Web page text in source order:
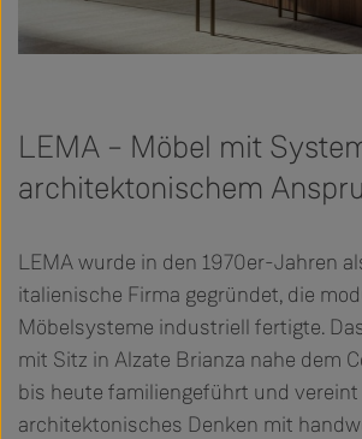
LEMA – Möbel mit
architektonischem
LEMA wurde in den 1970er-Jahren
italienische Firma gegründet, die
Möbelsysteme industriell fertigte.
mit Sitz in Alzate Brianza nahe dem
bis heute familiengeführt und vereint
architektonisches Denken mit